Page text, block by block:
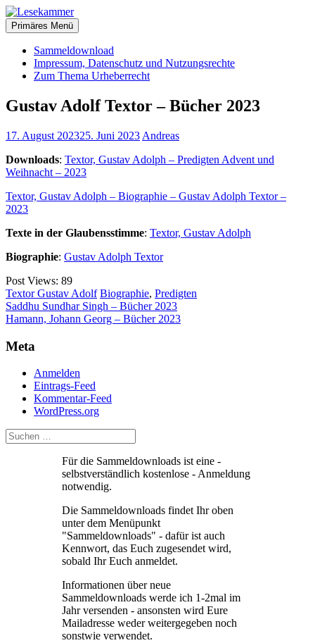
Zum
Inhalt
springen
Lesekammer
christliche Bücher zum kostenlosen Download
Primäres Menü
Sammeldownload
Impressum, Datenschutz und Nutzungsrechte
Zum Thema Urheberrecht
Gustav Adolf Textor – Bücher 2023
17. August 202325. Juni 2023 Andreas
Downloads: Textor, Gustav Adolph – Predigten Advent und
Weihnacht – 2023
Textor, Gustav Adolph – Biographie – Gustav Adolph Textor –
2023
Texte in der Glaubensstimme: Textor, Gustav Adolph
Biographie: Gustav Adolph Textor
Post Views: 89
Textor Gustav Adolf Biographie, Predigten
Beitragsnavigation
Saddhu Sundhar Singh – Bücher 2023
Hamann, Johann Georg – Bücher 2023
Meta
Anmelden
Eintrags-Feed
Kommentar-Feed
WordPress.org
Für die Sammeldownloads ist eine -
selbstverständlich kostenlose - Anmeldung
notwendig.
Die Sammeldownloads findet Ihr oben
unter dem Menüpunkt
"Sammeldownloads" - dafür ist auch
Kennwort, das Euch zugesendet wird,
sobald Ihr Euch anmeldet.
Informationen über neue
Sammeldownloads werde ich 1-2mal im
Jahr versenden - ansonsten wird Eure
Mailadresse weder weitergegeben noch
sonstwie verwendet.